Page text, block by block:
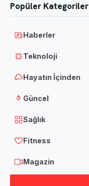
Popüler Kategoriler
Haberler
Teknoloji
Hayatın İçinden
Güncel
Sağlık
Fitness
Magazin